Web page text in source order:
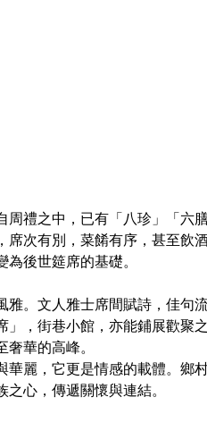
周禮之中，已有「八珍」「六
席次有別，菜餚有序，甚至飲
後世筵席的基礎。
雅。文人雅士席間賦詩，佳句
」，街巷小館，亦能鋪展歡聚
華的高峰。
華麗，它更是情感的載體。鄉
心，傳遞關懷與連結。